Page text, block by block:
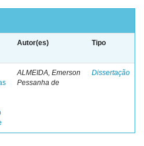
Autor(es) Tipo
ALMEIDA, Emerson
Pessanha de
Dissertação